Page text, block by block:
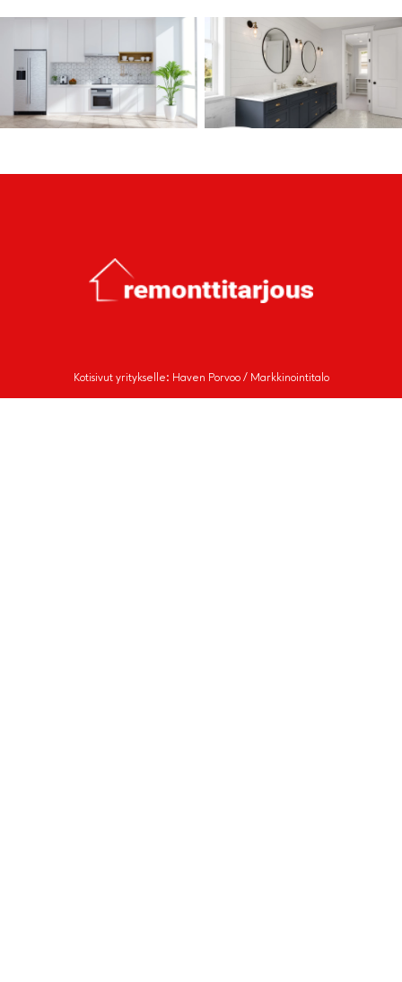
Kotisivut yritykselle: Haven Porvoo / Markkinointitalo